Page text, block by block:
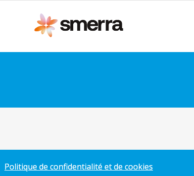
Politique de confidentialité et de cookies